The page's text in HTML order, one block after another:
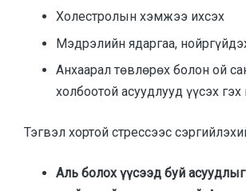
Холестролын хэмжээ ихсэх
Мэдрэлийн ядаргаа,
Анхаарал төвлөрөх болон ой
холбоотой асуудлууд үүсэх гэх
Тэгвэл хортой стрессээс
Аль болох үүсээд буй